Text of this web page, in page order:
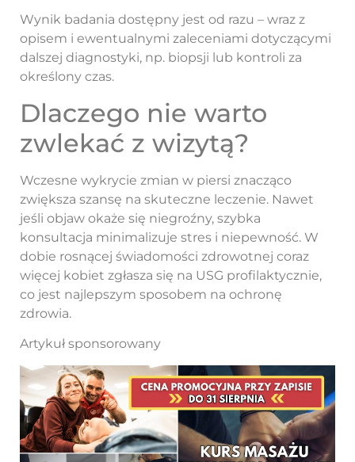
Wynik badania dostępny jest od razu – wraz z
opisem i ewentualnymi zaleceniami dotyczącymi
dalszej diagnostyki, np. biopsji lub kontroli za
określony czas.
Dlaczego nie warto
zwlekać z wizytą?
Wczesne wykrycie zmian w piersi znacząco
zwiększa szansę na skuteczne leczenie. Nawet
jeśli objaw okaże się niegroźny, szybka
konsultacja minimalizuje stres i niepewność. W
dobie rosnącej świadomości zdrowotnej coraz
więcej kobiet zgłasza się na USG profilaktycznie,
co jest najlepszym sposobem na ochronę
zdrowia.
Artykuł sponsorowany